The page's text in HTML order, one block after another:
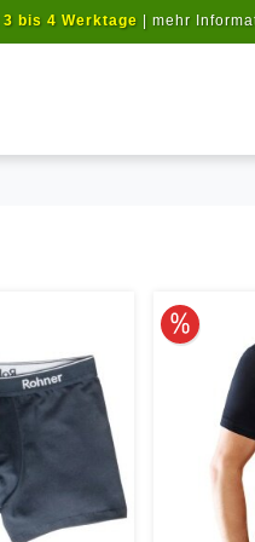
3 bis 4 Werktage mehr
10%